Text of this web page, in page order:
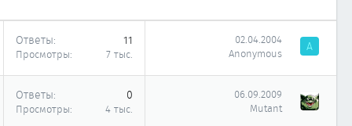
Ответы 11
Просмотры 7 тыс.
02.04.2004
Anonymous
A
Ответы 0
Просмотры 4 тыс.
06.09.2009
Mutant